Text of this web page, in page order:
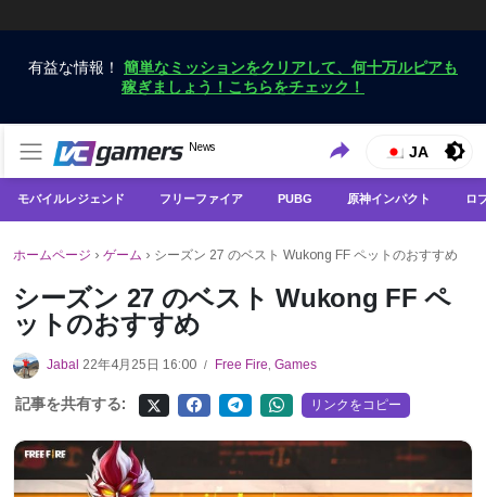
有益な情報！ 簡単なミッションをクリアして、何十万ルピアも
稼ぎましょう！こちらをチェック！
VCGamers ニュース
News
VCGamersだけで最新のゲームニュースを入手
JA
モバイルレジェンド フリーファイア PUBG 原神インパクト ロ
ホームページ › ゲーム › シーズン 27 のベスト Wukong FF ペットのおすすめ
シーズン 27 のベスト Wukong FF ペ
ットのおすすめ
Jabal 22年4月25日 16:00 / Free Fire, Games
記事を共有する: リンクをコピー